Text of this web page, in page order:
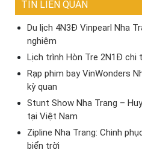
TIN LIÊN QUAN
Du lịch 4N3Đ Vinpearl Nha
nghiệm
Lịch trình Hòn Tre 2N1Đ
Rạp phim bay VinWonders
kỳ quan
Stunt Show Nha Trang –
tại Việt Nam
Zipline Nha Trang: Chinh
biển trời